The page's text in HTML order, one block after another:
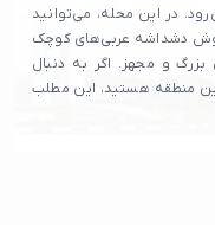
در این محله، می‌توانید
دشداشه عربی‌های کوچک
و مجهز. اگر به دنبال
منطقه هستید، این مطلب